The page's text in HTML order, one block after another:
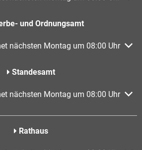
und Ordnungsamt
oder Schließzeiten
nächsten Montag um 08:00 Uhr
Standesamt
oder Schließzeiten
nächsten Montag um 08:00 Uhr
Rathaus